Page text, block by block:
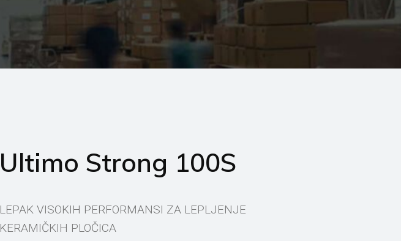
Ultimo Strong 100S
LEPAK VISOKIH PERFORMANSI ZA LEPLJENJE
KERAMIČKIH PLOČICA